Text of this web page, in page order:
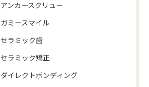
アンカースクリュー
ガミースマイル
セラミック歯
セラミック矯正
ダイレクトボンディング